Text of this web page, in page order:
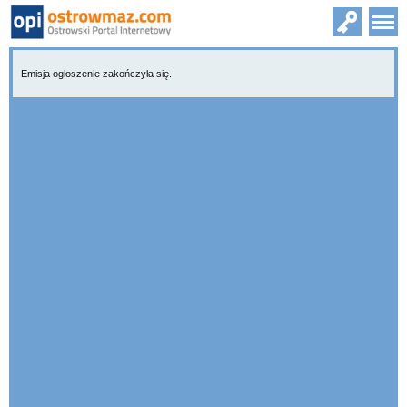
Emisja ogłoszenie zakończyła się.